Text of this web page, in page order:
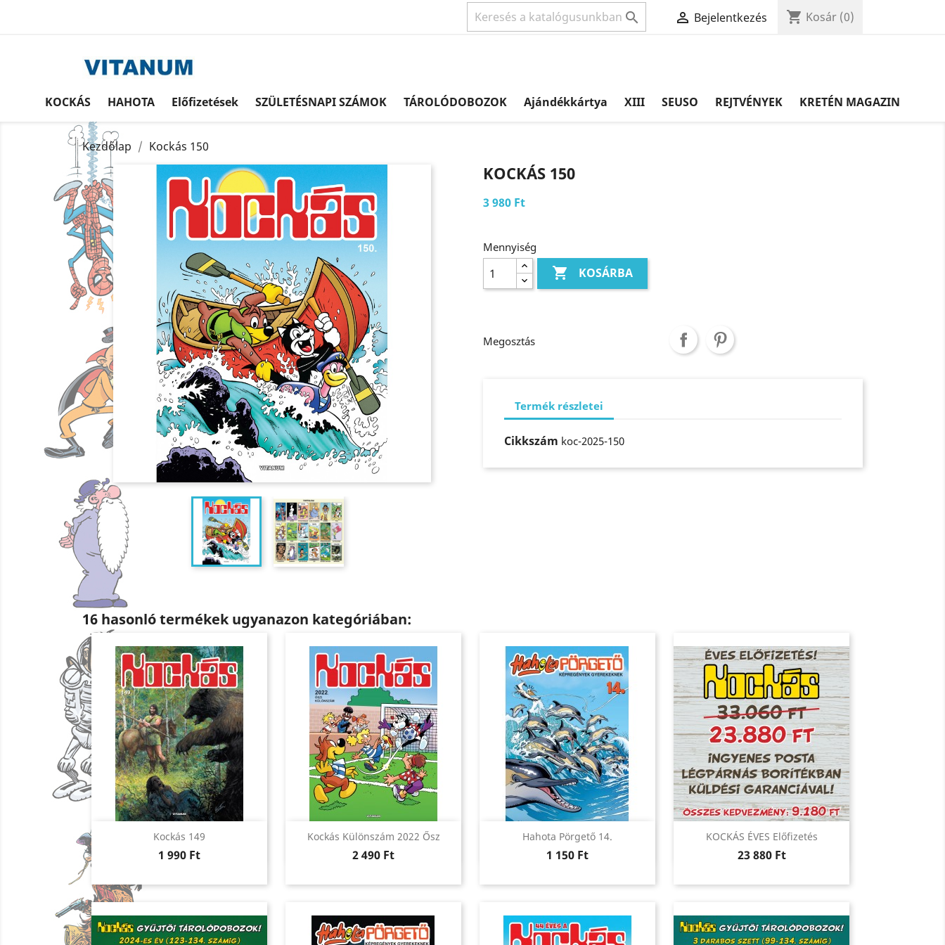
  Bejelentkezés shopping_cart Kosár (0)
KOCKÁS HAHOTA Előfizetések SZÜLETÉSNAPI SZÁMOK TÁROLÓDOBOZOK Ajándékkártya XIII SEUSO REJTVÉNYEK KRETÉN MAGAZIN
Kezdőlap Kockás 150
KOCKÁS 150
3 980 Ft
Mennyiség
 KOSÁRBA
Megosztás
Termék részletei
Cikkszám koc-2025-150
16 hasonló termékek ugyanazon kategóriában:
Kockás 149
Ár
1 990 Ft
Előnézet Kockás Különszám 2022 Ősz
Ár
2 490 Ft
Előnézet Hahota Pörgető 14.
Ár
1 150 Ft
Előnézet KOCKÁS ÉVES Előfizetés
Ár
23 880 Ft
 Előnézet